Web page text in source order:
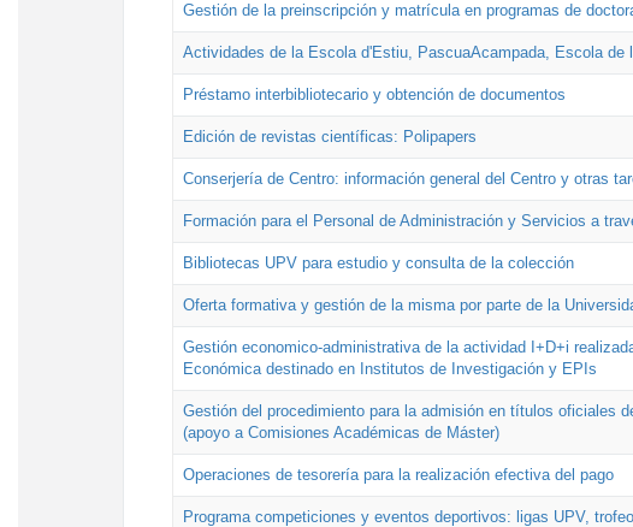
Gestión de la preinscripción y matrícula en programas de
Actividades de la Escola d'Estiu, PascuaAcampada, Escola de
Préstamo interbibliotecario y obtención de documentos
Edición de revistas científicas: Polipapers
Conserjería de Centro: información general del Centro y otras
Formación para el Personal de Administración y Servicios a
Bibliotecas UPV para estudio y consulta de la colección
Oferta formativa y gestión de la misma por parte de la
Gestión economico-administrativa de la actividad I+D+i
Económica destinado en Institutos de Investigación y EPIs
Gestión del procedimiento para la admisión en títulos oficiales
(apoyo a Comisiones Académicas de Máster)
Operaciones de tesorería para la realización efectiva del pago
Programa competiciones y eventos deportivos: ligas UPV,